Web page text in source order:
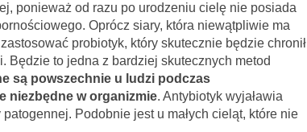
ponieważ od razu po urodzeniu cielę nie posiada
Oprócz siary, która niewątpliwie ma
probiotyk, który skutecznie będzie chronił
Będzie to jedna z bardziej skutecznych metod
są powszechnie u ludzi podczas
niezbędne w organizmie. Antybiotyk wyjaławia
Podobnie jest u małych cieląt, które nie